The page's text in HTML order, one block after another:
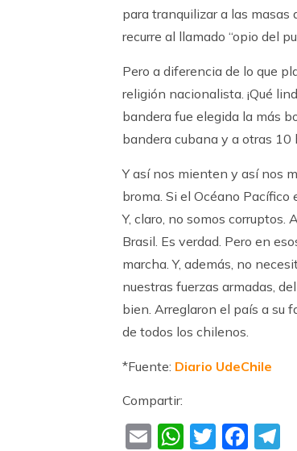
para tranquilizar a las masas
recurre al llamado “opio del
Pero a diferencia de lo que
religión nacionalista. ¡Qué
bandera fue elegida la más
bandera cubana y a otras 10
Y así nos mienten y así nos
broma. Si el Océano
Y, claro, no somos
Brasil. Es verdad. Pero en
marcha. Y, además, no
nuestras fuerzas armadas,
bien. Arreglaron el país a su
de todos los chilenos.
*Fuente: Diario UdeChile
Compartir:
Email Twitter